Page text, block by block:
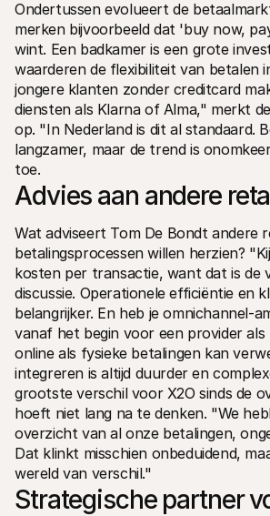
Ondertussen evolueert de
merken bijvoorbeeld dat 'buy now,
wint. Een badkamer is een grote
waarderen de flexibiliteit van betalen
jongere klanten zonder creditcard
diensten als Klarna of Alma," merkt
op. "In Nederland is dit al standaard.
langzamer, maar de trend is
toe.
Advies aan andere
Wat adviseert Tom De Bondt andere
betalingsprocessen willen herzien?
kosten per transactie, want dat is de
discussie. Operationele efficiëntie en
belangrijker. En heb je omnichannel-
vanaf het begin voor een provider als
online als fysieke betalingen kan
integreren is altijd duurder en
grootste verschil voor X2O sinds de
hoeft niet lang na te denken. "We
overzicht van al onze betalingen,
Dat klinkt misschien onbeduidend,
wereld van verschil."
Strategische partner